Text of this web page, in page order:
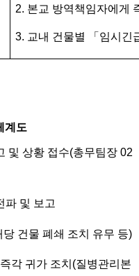
2. 본교 방역책임자에게
3. 교내 건물별 「 임시긴
계도
및 상황 접수(총무팀장 02
파 및 보고
당 건물 폐쇄 조치 유무 등)
각 귀가 조치 (질병관리본